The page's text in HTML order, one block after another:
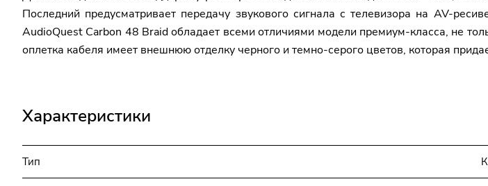
Последний предусматривает передачу звукового сигнала с телевизора на AV-
AudioQuest Carbon 48 Braid обладает всеми отличиями модели премиум-класса, не
оплетка кабеля имеет внешнюю отделку черного и темно-серого цветов, которая
Характеристики
Тип